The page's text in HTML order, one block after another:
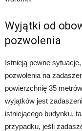
Wyjątki od
pozwolenia
Istnieją pewne
pozwolenia na
powierzchnię 35
wyjątków jest
istniejącego budynku,
przypadku, jeśli